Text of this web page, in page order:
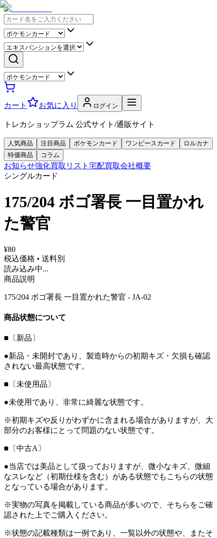
カート お気に入り ログイン
トレカショップラム 公式サイト/通販サイト
人気商品 注目商品 ポケモンカード ワンピースカード
ロルカナ
特価商品
コラム
お知らせ強化買取リスト 宅配買取会社概要
シングルカード
175/204 ボゴ署長 一目置かれ
た警官
¥80
税込価格 • 送料別
読み込み中...
商品説明
175/204 ボゴ署長 一目置かれた警官 - JA-02
商品状態について
■〔新品〕
●新品・未開封であり、製造時からの初期キズ・欠損も確認
されない最高状態です。
■〔未使用品〕
●未使用であり、非常に綺麗な状態です。
※初期キズや反りがわずかに含まれる場合がありますが、大
部分のお客様にとって問題のない状態です。
■〔中古A〕
●当店では美品として扱っておりますが、微小なキズ、微細
なスレなど（初期仕様を含む）がある状態でもこちらの状態
となっている場合があります。
※実物の写真を掲載している商品が多いので、そちらをご確
認された上でご購入ください。
※状態の記載種類は一例であり、一覧以外の状態や、またそ